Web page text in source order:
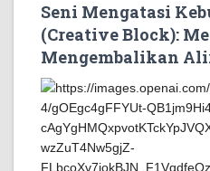
Seni Mengatasi
(Creative Block):
Mengembalikan